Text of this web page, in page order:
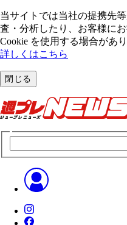
当サイトでは当社の提携先
査・分析したり、お客様に
Cookie を使⽤する場合があり
詳しくはこちら
閉じる